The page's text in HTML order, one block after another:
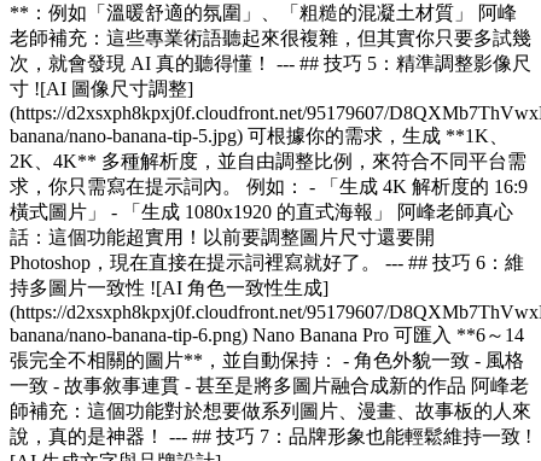
**：例如「溫暖舒適的氛圍」、「粗糙的混凝土材質」 阿峰
老師補充：這些專業術語聽起來很複雜，但其實你只要多試幾
次，就會發現 AI 真的聽得懂！ --- ## 技巧 5：精準調整影像尺
寸 ![AI 圖像尺寸調整]
(https://d2xsxph8kpxj0f.cloudfront.net/95179607/
banana/nano-banana-tip-5.jpg) 可根據你的需求，生成 **1K、
2K、4K** 多種解析度，並自由調整比例，來符合不同平台需
求，你只需寫在提示詞內。 例如： - 「生成 4K 解析度的 16:9
橫式圖片」 - 「生成 1080x1920 的直式海報」 阿峰老師真心
話：這個功能超實用！以前要調整圖片尺寸還要開
Photoshop，現在直接在提示詞裡寫就好了。 --- ## 技巧 6：維
持多圖片一致性 ![AI 角色一致性生成]
(https://d2xsxph8kpxj0f.cloudfront.net/95179607/
banana/nano-banana-tip-6.png) Nano Banana Pro 可匯入 **6～14
張完全不相關的圖片**，並自動保持： - 角色外貌一致 - 風格
一致 - 故事敘事連貫 - 甚至是將多圖片融合成新的作品 阿峰老
師補充：這個功能對於想要做系列圖片、漫畫、故事板的人來
說，真的是神器！ --- ## 技巧 7：品牌形象也能輕鬆維持一致 !